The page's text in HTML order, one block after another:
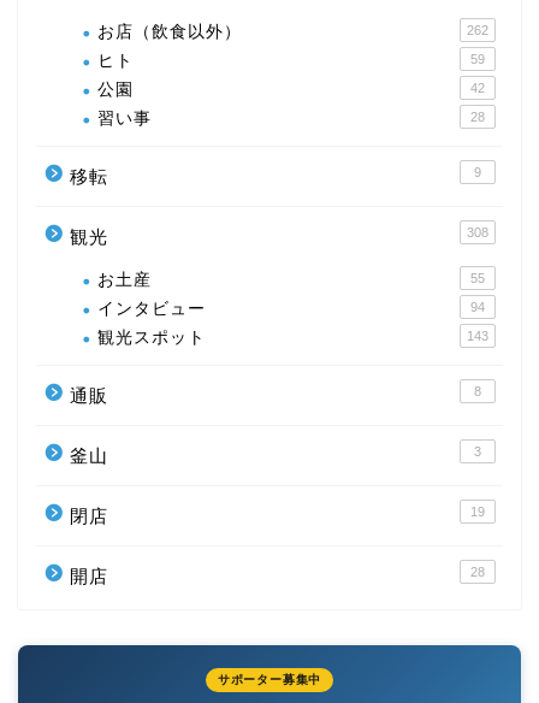
お店（飲食以外） 262
ヒト 59
公園 42
習い事 28
移転 9
観光 308
お土産 55
インタビュー 94
観光スポット 143
通販 8
釜山 3
閉店 19
開店 28
サポーター募集中